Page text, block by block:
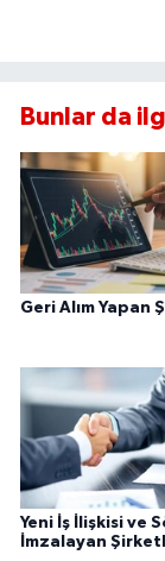
Bunlar da
Geri Alım Yapan
Yeni İş İlişkisi ve
İmzalayan